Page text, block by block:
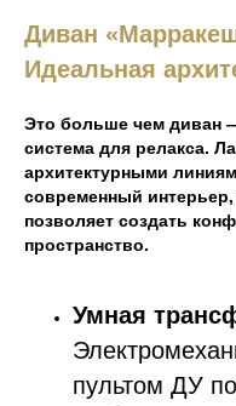
Диван
Идеальная
Это больше чем диван
система для релакса.
архитектурными
современный
позволяет создать
пространство.
Умная
пультом ДУ